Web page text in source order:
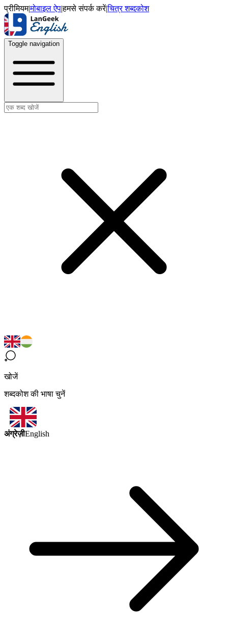
प्रीमियम|मोबाइल ऐप|हमसे संपर्क करें|चित्र शब्दकोश
Toggle navigation
खोजें
शब्दकोश की भाषा चुनें
अंग्रेज़ीEnglish